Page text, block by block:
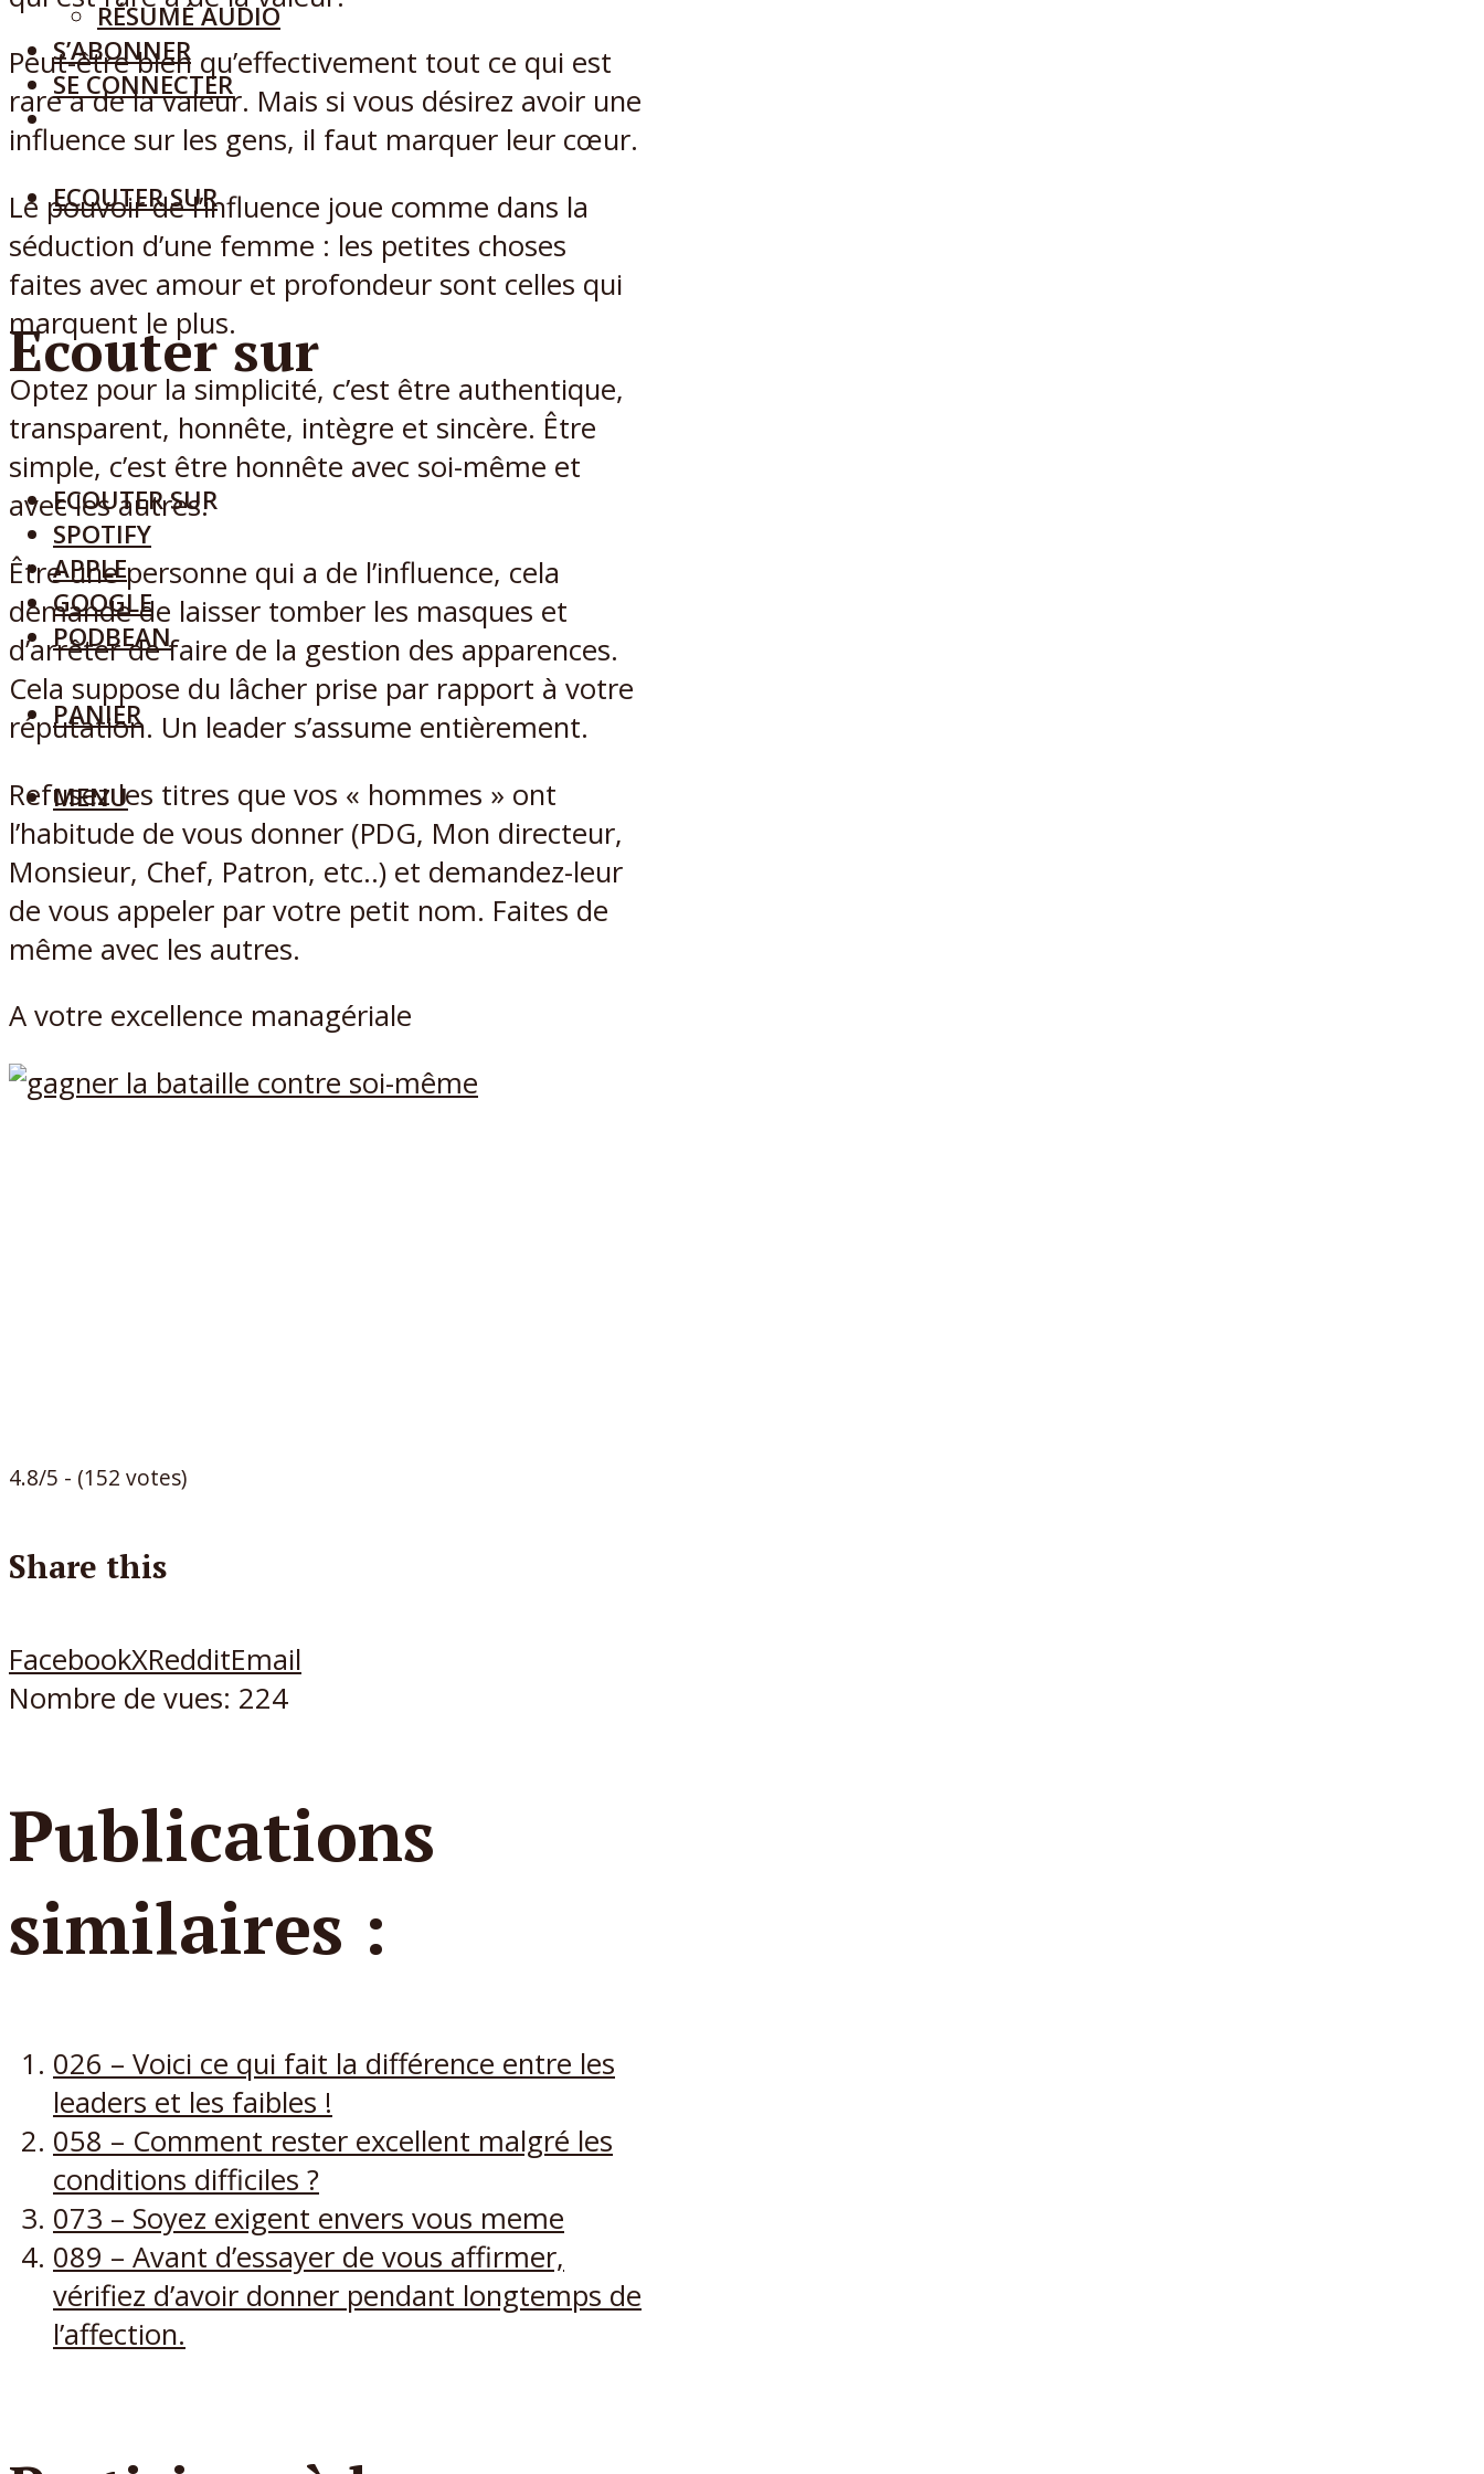
RÉSUMÉ AUDIO
S’ABONNER
SE CONNECTER
ECOUTER SUR
Ecouter sur
ECOUTER SUR
SPOTIFY
APPLE
GOOGLE
PODBEAN
PANIER
MENU
Peut-être bien qu’effectivement tout ce qui est
rare a de la valeur. Mais si vous désirez avoir une
influence sur les gens, il faut marquer leur cœur.
Le pouvoir de l’influence joue comme dans la
séduction d’une femme : les petites choses
faites avec amour et profondeur sont celles qui
marquent le plus.
Optez pour la simplicité, c’est être authentique,
transparent, honnête, intègre et sincère. Être
simple, c’est être honnête avec soi-même et
avec les autres.
Être une personne qui a de l’influence, cela
demande de laisser tomber les masques et
d’arrêter de faire de la gestion des apparences.
Cela suppose du lâcher prise par rapport à votre
réputation. Un leader s’assume entièrement.
Refusez les titres que vos « hommes » ont
l’habitude de vous donner (PDG, Mon directeur,
Monsieur, Chef, Patron, etc..) et demandez-leur
de vous appeler par votre petit nom. Faites de
même avec les autres.
A votre excellence managériale
4.8/5 - (152 votes)
Share this
FacebookXRedditEmail
Nombre de vues: 224
Publications
similaires :
026 – Voici ce qui fait la différence entre les
leaders et les faibles !
058 – Comment rester excellent malgré les
conditions difficiles ?
073 – Soyez exigent envers vous meme
089 – Avant d’essayer de vous affirmer,
vérifiez d’avoir donner pendant longtemps de
l’affection.